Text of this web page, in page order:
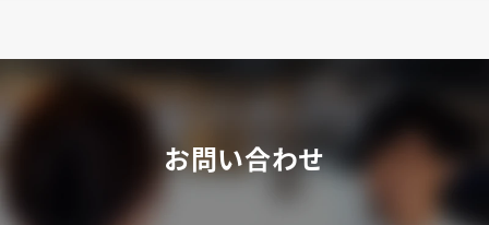
お問い合わせ